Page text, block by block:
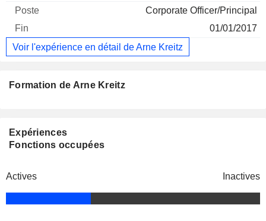
Corporate Officer/Principal
01/01/2017
Voir l'expérience en détail de Arne Kreitz
Formation de Arne Kreitz
Expériences
Fonctions occupées
Actives Inactives